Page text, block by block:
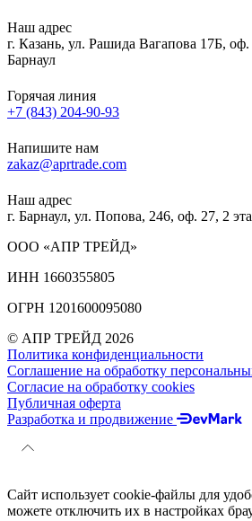
Наш адрес
г. Казань, ул. Рашида Вагапова 17Б,
Барнаул
Горячая линия
+7 (843) 204-90-93
Напишите нам
zakaz@aprtrade.com
Наш адрес
г. Барнаул, ул. Попова, 246, оф. 27, 2
ООО «АПР ТРЕЙД»
ИНН 1660355805
ОГРН 1201600095080
© АПР ТРЕЙД 2026
Политика конфиденциальности
Соглашение на обработку
Согласие на обработку cookies
Публичная оферта
Разработка и продвижение
Сайт использует cookie-файлы для
можете отключить их в настройках